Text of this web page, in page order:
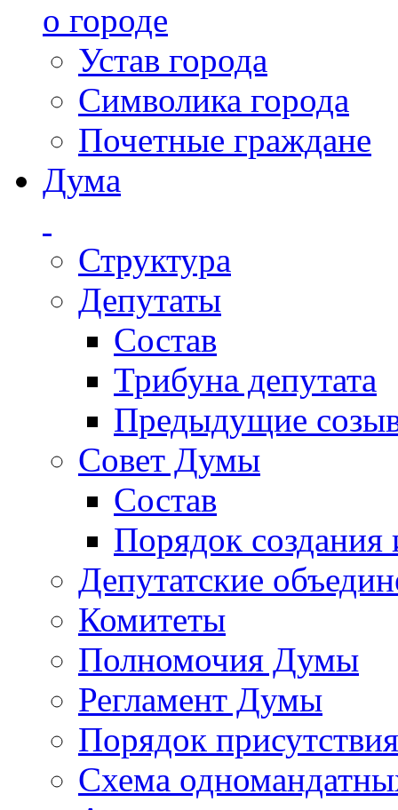
о городе
Устав города
Символика города
Почетные граждане
Дума
Структура
Депутаты
Состав
Трибуна депутата
Предыдущие
Совет Думы
Состав
Порядок создания
Депутатские
Комитеты
Полномочия Думы
Регламент Думы
Порядок
Схема